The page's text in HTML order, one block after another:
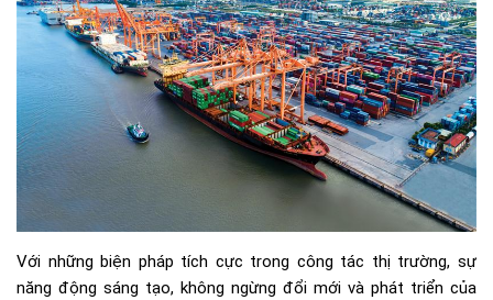
Với những biện pháp tích cực trong công tác thị trường, sự
năng động sáng tạo, không ngừng đổi mới và phát triển của